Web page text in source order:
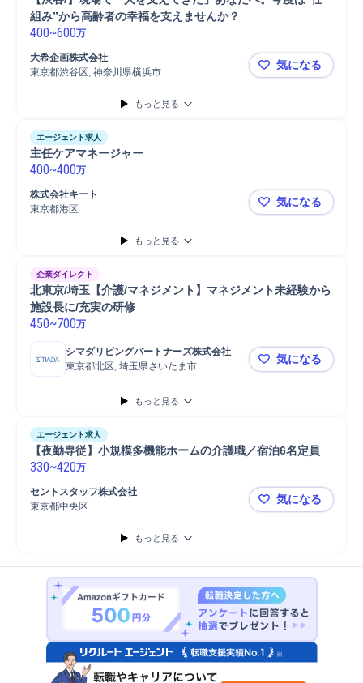
組み”から高齢者の幸福を支えませんか？
400~600万
大希企画株式会社
東京都渋谷区, 神奈川県横浜市
【渋谷/】現
気になる
もっと見る
エージェント求人
主任ケアマネージャー
400~400万
株式会社キート
東京都港区
主任ケアマ
気になる
もっと見る
企業ダイレクト
北東京/埼玉【介護/マネジメント】マネジメント未経験から
施設長に/充実の研修
450~700万
シマダリビングパートナーズ株式会社
東京都北区, 埼玉県さいたま市
北東京/埼玉
気になる
もっと見る
エージェント求人
【夜勤専従】小規模多機能ホームの介護職／宿泊6名定員
330~420万
セントスタッフ株式会社
東京都中央区
【夜勤専従
気になる
もっと見る